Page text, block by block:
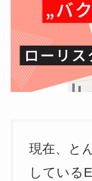
現在、と
している